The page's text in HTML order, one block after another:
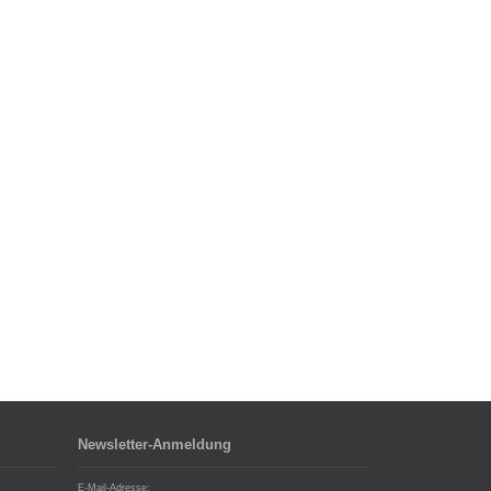
Newsletter-Anmeldung
E-Mail-Adresse: